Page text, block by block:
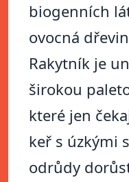
biogenních
ovocná
Rakytník je
širokou
které jen
keř s úzkými
odrůdy